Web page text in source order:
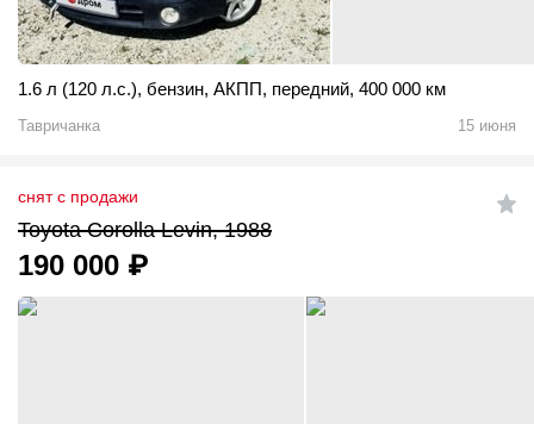
1.6 л (120 л.с.), бензин, АКПП, передний, 400 000 км
Тавричанка 15 июня
снят с продажи
Toyota Corolla Levin, 1988
190 000 ₽